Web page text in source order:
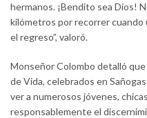
hermanos. ¡Bendito sea Dios!
kilómetros por recorrer cuando
el regreso”, valoró.
Monseñor Colombo detalló
de Vida, celebrados en
ver a numerosos jóvenes,
responsablemente el